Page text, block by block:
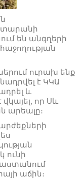
են անգղերի
ուրախ ենք
է ԿԿԱ
և
որ Սև
արեալը։
ունի
աճին։